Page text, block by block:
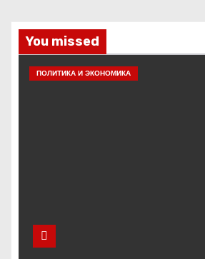
You missed
ПОЛИТИКА И ЭКОНОМИКА